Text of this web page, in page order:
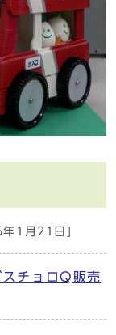
1月21日]
チョロQ販売